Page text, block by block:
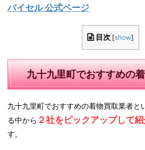
バイセル 公式ページ
目次 [show]
九十九里町でおすすめの
九十九里町でおすすめの着物買取業者と
る中から ２社をピックアップして
す。